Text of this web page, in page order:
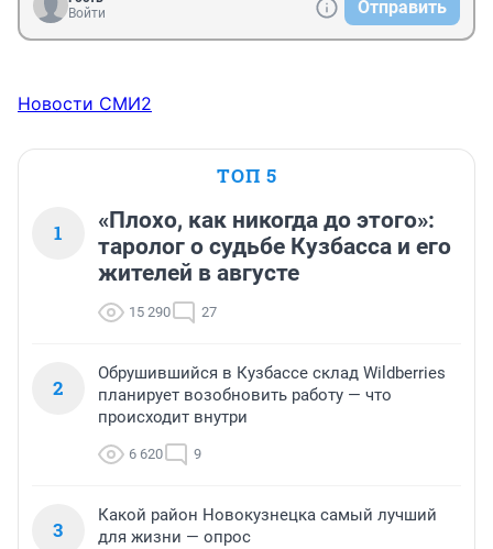
Войти
Отправить
Новости СМИ2
ТОП 5
1
«Плохо, как никогда до этого»:
таролог о судьбе Кузбасса и его
жителей в августе
15 290 27
2
Обрушившийся в Кузбассе склад Wildberries
планирует возобновить работу — что
происходит внутри
6 620 9
3
Какой район Новокузнецка самый лучший
для жизни — опрос